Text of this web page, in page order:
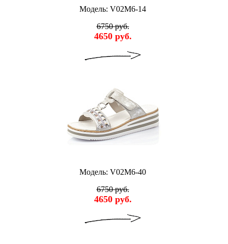
Модель: V02M6-14
6750 руб.
4650 руб.
Модель: V02M6-40
6750 руб.
4650 руб.